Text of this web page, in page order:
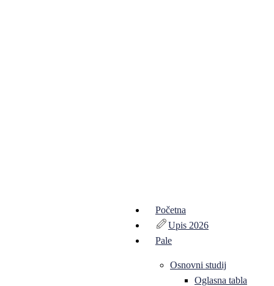
Početna
Upis 2026
Pale
Osnovni studij
Oglasna tabla